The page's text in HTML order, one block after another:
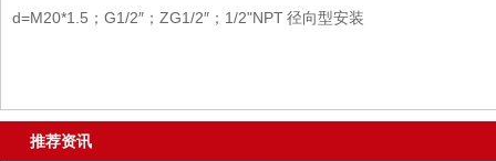
d=M20*1.5；G1/2″；ZG1/2″；1/2"NPT 径向型安装
推荐资讯